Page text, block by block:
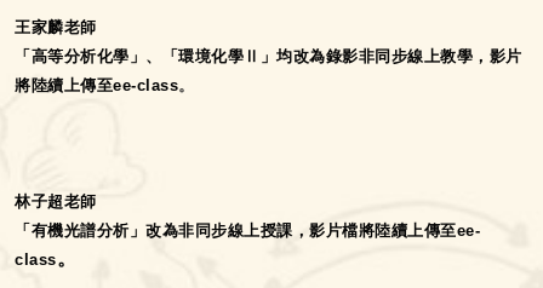
王家麟老師
「高等分析化學」、「環境化學Ⅱ」均改為錄影非同步線上教學，影片
將陸續上傳至ee-class。
林子超老師
「有機光譜分析」改為非同步線上授課，影片檔將陸續上傳至ee-
class。